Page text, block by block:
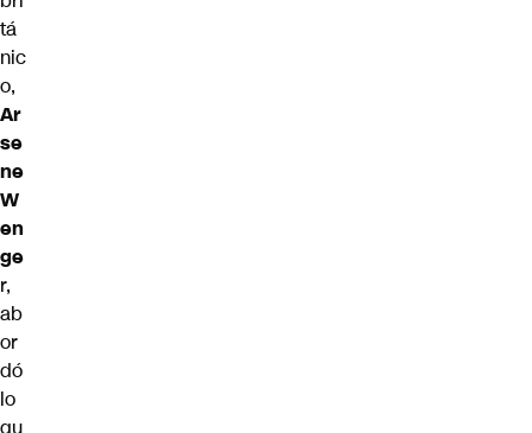
tá
nic
o,
Ar
se
ne
W
en
ge
r,
ab
or
dó
lo
qu